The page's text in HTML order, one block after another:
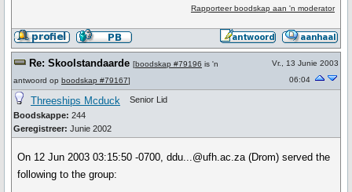
Rapporteer boodskap aan 'n moderator
Re: Skoolstandaarde [boodskap #79196 is 'n
antwoord op boodskap #79167]
Vr., 13 Junie 2003
06:04
Threeships Mcduck
Boodskappe: 244
Geregistreer: Junie 2002
Senior Lid
On 12 Jun 2003 03:15:50 -0700, ddu...@ufh.ac.za (Drom) served the
following to the group: